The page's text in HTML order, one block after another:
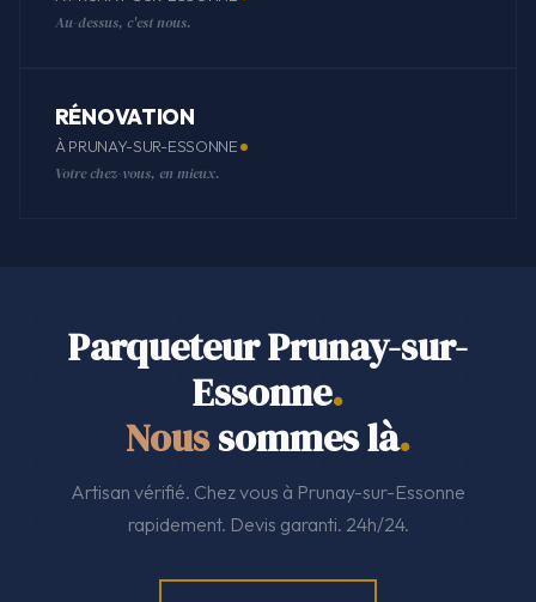
Au-dessus, c'est nous.
RÉNOVATION
À PRUNAY-SUR-ESSONNE
Votre chez-vous, en mieux.
Parqueteur Prunay-sur-
Essonne.
Noussommes là.
Artisan vérifié. Chez vous à Prunay-sur-Essonne
rapidement. Devis garanti. 24h/24.